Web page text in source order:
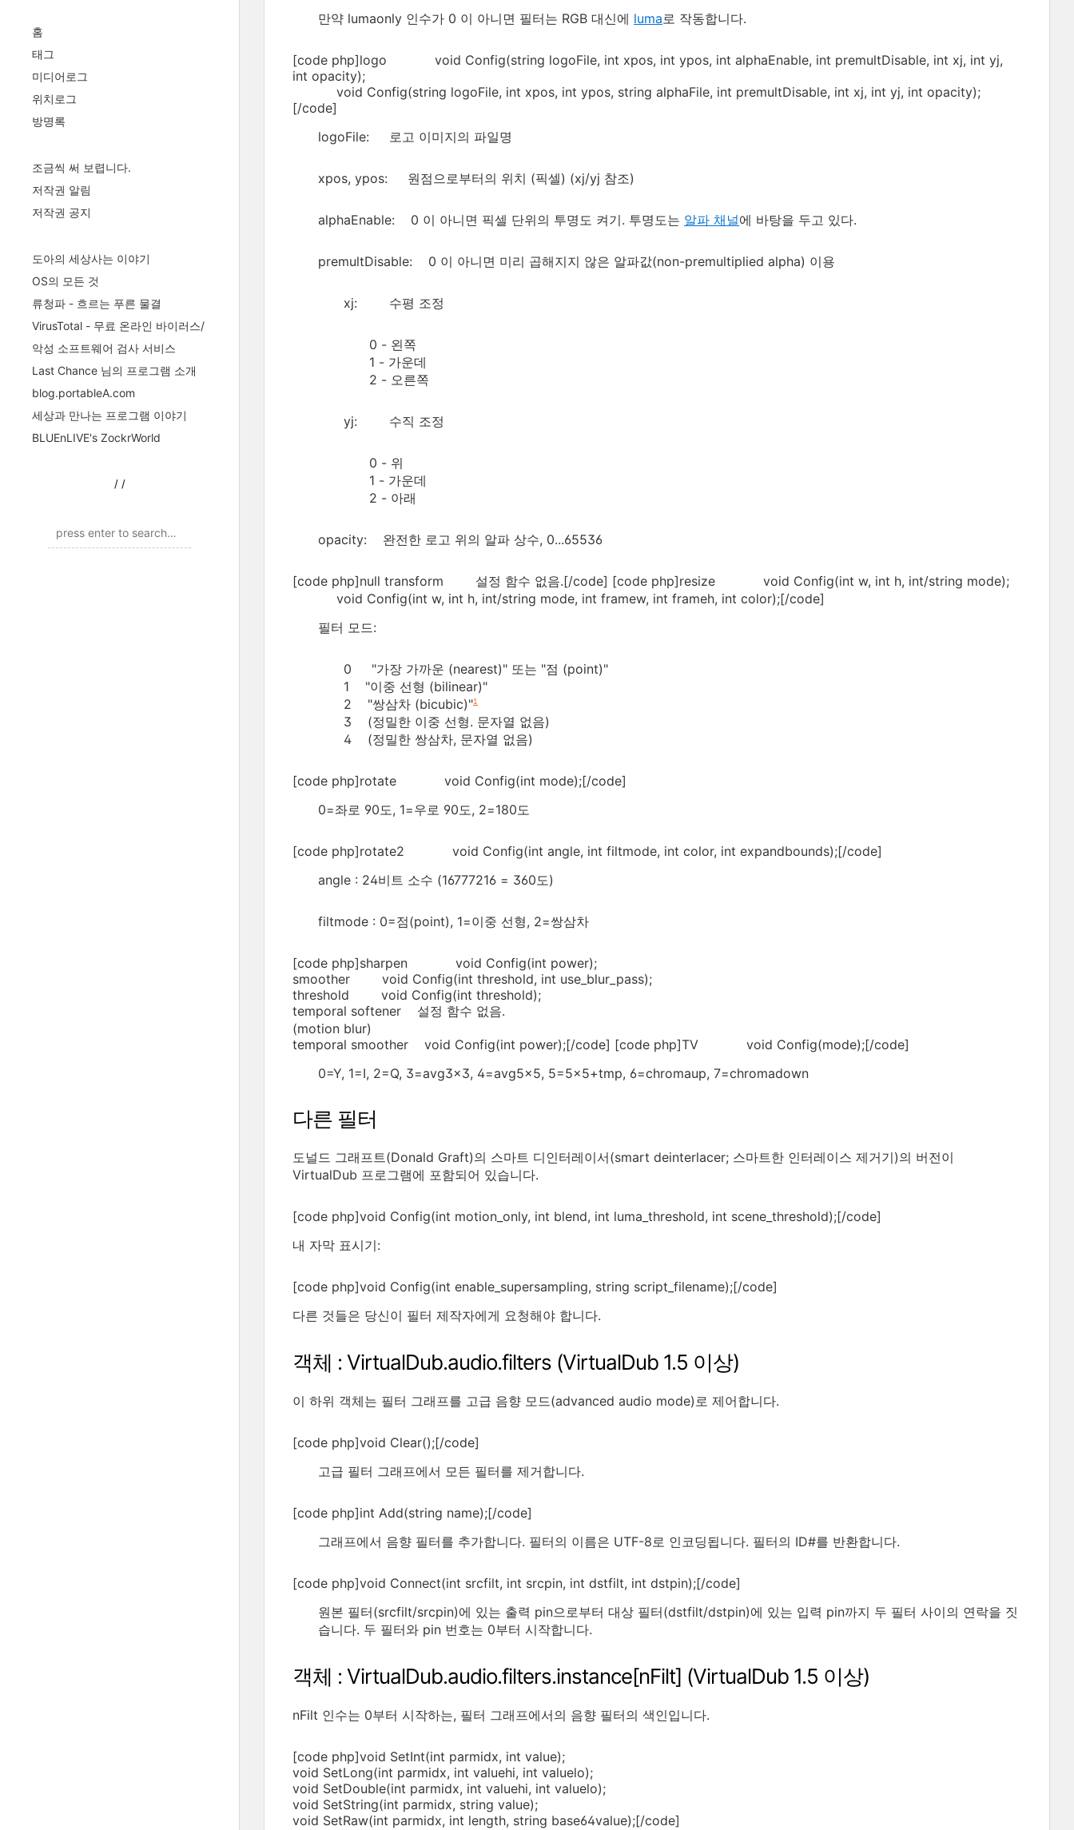
홈
태그
미디어로그
위치로그
방명록
조금씩 써 보렵니다.
저작권 알림
저작권 공지
도아의 세상사는 이야기
OS의 모든 것
류청파 - 흐르는 푸른 물결
VirusTotal - 무료 온라인 바이러스/
악성 소프트웨어 검사 서비스
Last Chance 님의 프로그램 소개
blog.portableA.com
세상과 만나는 프로그램 이야기
BLUEnLIVE's ZockrWorld
/ /
만약 lumaonly 인수가 0 이 아니면 필터는 RGB 대신에 luma 로 작동합니다.
[code php]logo void Config(string logoFile, int xpos, int ypos, int alphaEnable, int premultDisable, int xj, int yj,
int opacity);
void Config(string logoFile, int xpos, int ypos, string alphaFile, int premultDisable, int xj, int yj, int opacity);
[/code]
logoFile: 로고 이미지의 파일명
xpos, ypos: 원점으로부터의 위치 (픽셀) (xj/yj 참조)
alphaEnable: 0 이 아니면 픽셀 단위의 투명도 켜기. 투명도는 알파 채널에 바탕을 두고 있다.
premultDisable: 0 이 아니면 미리 곱해지지 않은 알파값(non-premultiplied alpha) 이용
xj: 수평 조정
0 - 왼쪽
1 - 가운데
2 - 오른쪽
yj: 수직 조정
0 - 위
1 - 가운데
2 - 아래
opacity: 완전한 로고 위의 알파 상수, 0...65536
[code php]null transform 설정 함수 없음.[/code] [code php]resize void Config(int w, int h, int/string mode);
void Config(int w, int h, int/string mode, int framew, int frameh, int color);[/code]
필터 모드:
0 "가장 가까운 (nearest)" 또는 "점 (point)"
1 "이중 선형 (bilinear)"
2 "쌍삼차 (bicubic)"1
3 (정밀한 이중 선형. 문자열 없음)
4 (정밀한 쌍삼차, 문자열 없음)
[code php]rotate void Config(int mode);[/code]
0=좌로 90도, 1=우로 90도, 2=180도
[code php]rotate2 void Config(int angle, int filtmode, int color, int expandbounds);[/code]
angle : 24비트 소수 (16777216 = 360도)
filtmode : 0=점(point), 1=이중 선형, 2=쌍삼차
[code php]sharpen void Config(int power);
smoother void Config(int threshold, int use_blur_pass);
threshold void Config(int threshold);
temporal softener 설정 함수 없음.
(motion blur)
temporal smoother void Config(int power);[/code] [code php]TV void Config(mode);[/code]
0=Y, 1=I, 2=Q, 3=avg3x3, 4=avg5x5, 5=5x5+tmp, 6=chromaup, 7=chromadown
다른 필터
도널드 그래프트(Donald Graft)의 스마트 디인터레이서(smart deinterlacer; 스마트한 인터레이스 제거기)의 버전이
VirtualDub 프로그램에 포함되어 있습니다.
[code php]void Config(int motion_only, int blend, int luma_threshold, int scene_threshold);[/code]
내 자막 표시기:
[code php]void Config(int enable_supersampling, string script_filename);[/code]
다른 것들은 당신이 필터 제작자에게 요청해야 합니다.
객체 : VirtualDub.audio.filters (VirtualDub 1.5 이상)
이 하위 객체는 필터 그래프를 고급 음향 모드(advanced audio mode)로 제어합니다.
[code php]void Clear();[/code]
고급 필터 그래프에서 모든 필터를 제거합니다.
[code php]int Add(string name);[/code]
그래프에서 음향 필터를 추가합니다. 필터의 이름은 UTF-8로 인코딩됩니다. 필터의 ID#를 반환합니다.
[code php]void Connect(int srcfilt, int srcpin, int dstfilt, int dstpin);[/code]
원본 필터(srcfilt/srcpin)에 있는 출력 pin으로부터 대상 필터(dstfilt/dstpin)에 있는 입력 pin까지 두 필터 사이의 연락을 짓
습니다. 두 필터와 pin 번호는 0부터 시작합니다.
객체 : VirtualDub.audio.filters.instance[nFilt] (VirtualDub 1.5 이상)
nFilt 인수는 0부터 시작하는, 필터 그래프에서의 음향 필터의 색인입니다.
[code php]void SetInt(int parmidx, int value);
void SetLong(int parmidx, int valuehi, int valuelo);
void SetDouble(int parmidx, int valuehi, int valuelo);
void SetString(int parmidx, string value);
void SetRaw(int parmidx, int length, string base64value);[/code]